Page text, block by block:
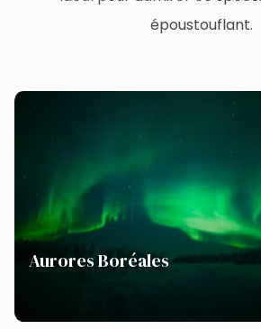
époustouflant.
Aurores Boréales